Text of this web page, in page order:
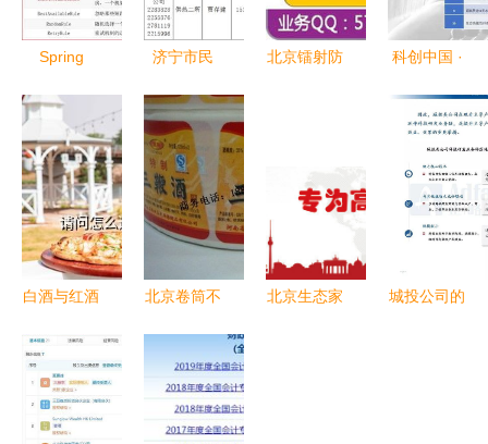
Spring
务与电码电
话防伪技术
构建智能化
防伪服务的
技术咨询与
实践
济宁市民
务电话最新
补充
北京镭射防
咨询与服务
科创中国 ·
纤维科技服
务团优秀案
例 电码电
务实践
白酒与红酒
识背后的防
伪技术解析
北京卷筒不
电码电话防
伪技术咨询
与全方位服
北京生态家
城投公司的